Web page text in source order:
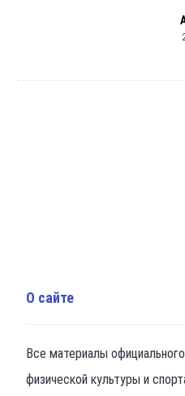
О сайте
Все материалы
физической культуры и